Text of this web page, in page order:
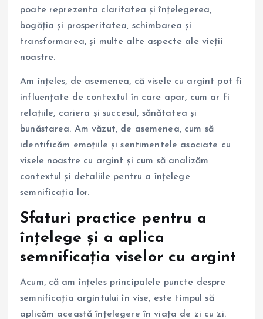
poate reprezenta claritatea și înțelegerea,
bogăția și prosperitatea, schimbarea și
transformarea, și multe alte aspecte ale vieții
noastre.
Am înțeles, de asemenea, că visele cu argint pot fi
influențate de contextul în care apar, cum ar fi
relațiile, cariera și succesul, sănătatea și
bunăstarea. Am văzut, de asemenea, cum să
identificăm emoțiile și sentimentele asociate cu
visele noastre cu argint și cum să analizăm
contextul și detaliile pentru a înțelege
semnificația lor.
Sfaturi practice pentru a
înțelege și a aplica
semnificația viselor cu argint
Acum, că am înțeles principalele puncte despre
semnificația argintului în vise, este timpul să
aplicăm această înțelegere în viața de zi cu zi.